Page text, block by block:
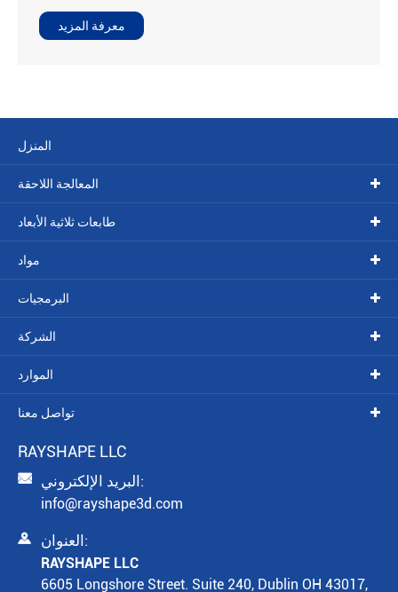
معرفة المزيد
المنزل
المعالجة اللاحقة
طابعات ثلاثية الأبعاد
مواد
البرمجيات
الشركة
الموارد
تواصل معنا
RAYSHAPE LLC
 البريد الإلكتروني:
info@rayshape3d.com
 العنوان:
RAYSHAPE LLC
6605 Longshore Street. Suite 240, Dublin OH 43017,